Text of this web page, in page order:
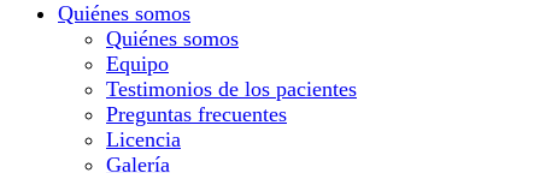
Quiénes somos
Quiénes somos
Equipo
Testimonios de los pacientes
Preguntas frecuentes
Licencia
Galería